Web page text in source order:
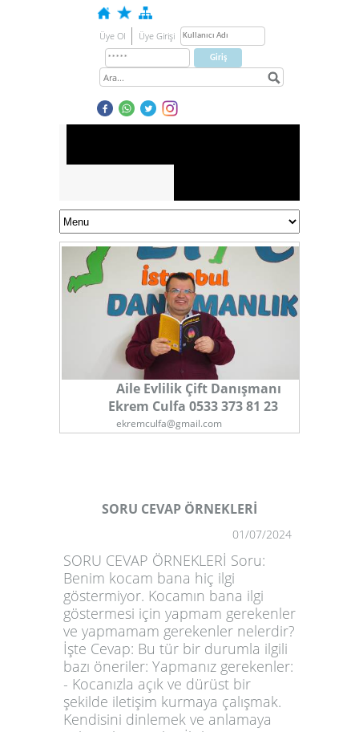
Üye Ol Üye Girişi
Aile Evlilik Çift Danışmanı
Ekrem Culfa 0533 373 81 23
ekremculfa@gmail.com
SORU CEVAP ÖRNEKLERİ
01/07/2024
SORU CEVAP ÖRNEKLERİ Soru:
Benim kocam bana hiç ilgi
göstermiyor. Kocamın bana ilgi
göstermesi için yapmam gerekenler
ve yapmamam gerekenler nelerdir?
İşte Cevap: Bu tür bir durumla ilgili
bazı öneriler: Yapmanız gerekenler:
- Kocanızla açık ve dürüst bir
şekilde iletişim kurmaya çalışmak.
Kendisini dinlemek ve anlamaya